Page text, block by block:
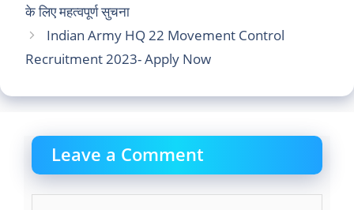
के लिए महत्वपूर्ण सुचना
Indian Army HQ 22 Movement Control
Recruitment 2023- Apply Now
Leave a Comment
Comment